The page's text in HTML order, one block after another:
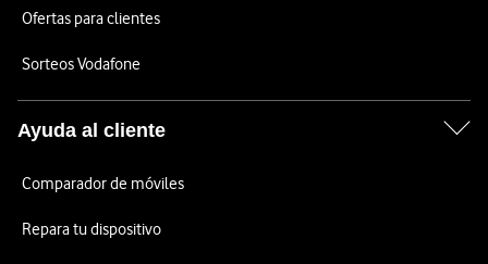
Ofertas para clientes
Sorteos Vodafone
Ayuda al cliente
Comparador de móviles
Repara tu dispositivo